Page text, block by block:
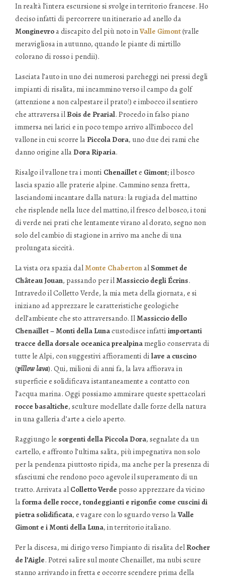
In realtà l’intera escursione si svolge in territorio francese. Ho
deciso infatti di percorrere un itinerario ad anello da
Monginevro a discapito del più noto inValle Gimont(valle
meravigliosa in autunno, quando le piante di mirtillo
colorano di rosso i pendii).
Lasciata l’auto in uno dei numerosi parcheggi nei pressi degli
impianti di risalita, mi incammino verso il campo da golf
(attenzione a non calpestare il prato!) e imbocco il sentiero
che attraversa ilBois de Prarial. Procedo in falso piano
immersa nei larici e in poco tempo arrivo all’imbocco del
vallone in cui scorre la Piccola Dora, uno due dei rami che
danno origine alla Dora Riparia.
Risalgo il vallone tra i monti Chenaillete Gimont; il bosco
lascia spazio alle praterie alpine. Cammino senza fretta,
lasciandomi incantare dalla natura: la rugiada del mattino
che risplende nella luce del mattino, il fresco del bosco, i toni
di verde nei prati che lentamente virano al dorato, segno non
solo del cambio di stagione in arrivo ma anche di una
prolungata siccità.
La vista ora spazia dalMonte Chaberton al Sommet de
Château Jouan, passando per ilMassiccio degli Écrins.
Intravedo il Colletto Verde, la mia meta della giornata, e si
iniziano ad apprezzare le caratteristiche geologiche
dell’ambiente che sto attraversando. IlMassiccio dello
Chenaillet – Monti della Lunacustodisce infatti importanti
tracce della dorsale oceanica prealpina meglio conservata di
tutte le Alpi, con suggestivi affioramenti di lave a cuscino
(pillow lava). Qui, milioni di anni fa, la lava affiorava in
superficie e solidificava istantaneamente a contatto con
l’acqua marina. Oggi possiamo ammirare queste spettacolari
rocce basaltiche, sculture modellate dalle forze della natura
in una galleria d’arte a cielo aperto.
Raggiungo le sorgenti della Piccola Dora, segnalate da un
cartello, e affronto l’ultima salita, più impegnativa non solo
per la pendenza piuttosto ripida, ma anche per la presenza di
sfasciumi che rendono poco agevole il superamento di un
tratto. Arrivata al Colletto Verde posso apprezzare da vicino
laforma delle rocce, tondeggianti e rigonfie come cuscini di
pietra solidificata, e vagare con lo sguardo verso laValle
Gimont e i Monti della Luna, in territorio italiano.
Per la discesa, mi dirigo verso l’impianto di risalita delRocher
de l’Aigle. Potrei salire sul monte Chenaillet, ma nubi scure
stanno arrivando in fretta e occorre scendere prima della